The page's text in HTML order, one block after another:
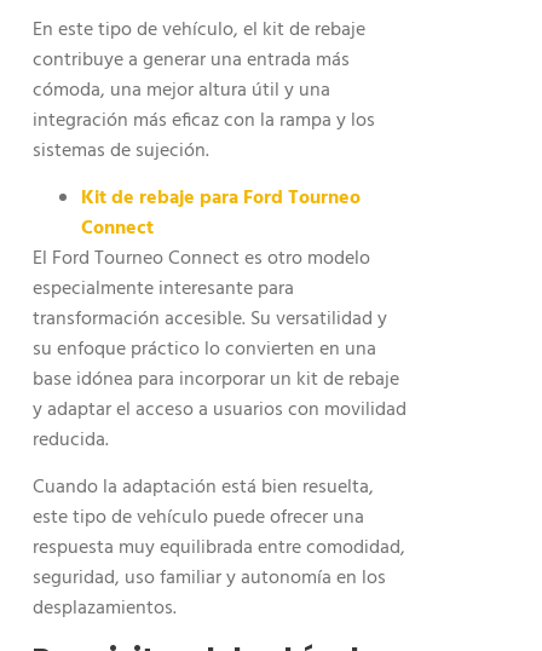
En este tipo de vehículo, el kit de rebaje
contribuye a generar una entrada más
cómoda, una mejor altura útil y una
integración más eficaz con la rampa y los
sistemas de sujeción.
Kit de rebaje para Ford Tourneo
Connect
El Ford Tourneo Connect es otro modelo
especialmente interesante para
transformación accesible. Su versatilidad y
su enfoque práctico lo convierten en una
base idónea para incorporar un kit de rebaje
y adaptar el acceso a usuarios con movilidad
reducida.
Cuando la adaptación está bien resuelta,
este tipo de vehículo puede ofrecer una
respuesta muy equilibrada entre comodidad,
seguridad, uso familiar y autonomía en los
desplazamientos.